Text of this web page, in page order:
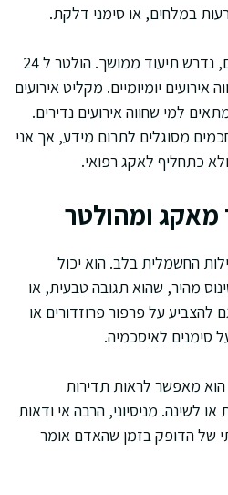
במלחים, או סימני דלקת.
כאשר האירועים באים והולכים, נדרש תיעוד ממושך. הולטר ל 24
אירועים יומיומיים. מקליט אירועים
למי שחווה אירועים נדירים.
מסוגלים לתרום מידע, אך אני
כתחליף לאקג רפואי.
ומהולטר
החשמלית בלב. הוא יכול
מהיר, שהוא תגובה טבעית, או
להצביע על פרפור פרוזדורים או
סימנים לאיסכמיה.
מאפשר לראות תדירות
לשינה. מניסיוני, הרבה אי ודאות
של הדופק בזמן שהאדם אומר